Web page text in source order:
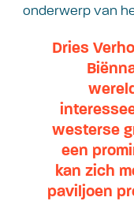
onderwerp van
Dries
westerse
een
kan zich
paviljoen